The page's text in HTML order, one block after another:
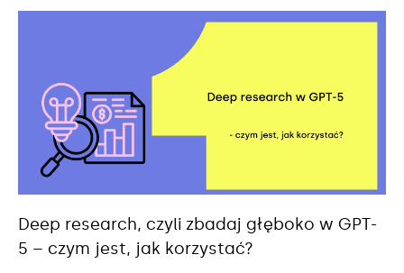
Deep research, czyli zbadaj głęboko w GPT-
5 – czym jest, jak korzystać?